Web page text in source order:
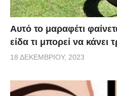
Αυτό το μαραφέτι
είδα τι μπορεί να κάνει
18 ΔΕΚΕΜΒΡΊΟΥ, 2023